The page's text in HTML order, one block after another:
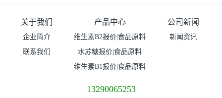
关于我们
企业简介
联系我们
产品中心
维生素B2报价|食品原料
水苏糖报价|食品原料
维生素B1报价|食品原料
公司新闻
新闻资讯
13290065253